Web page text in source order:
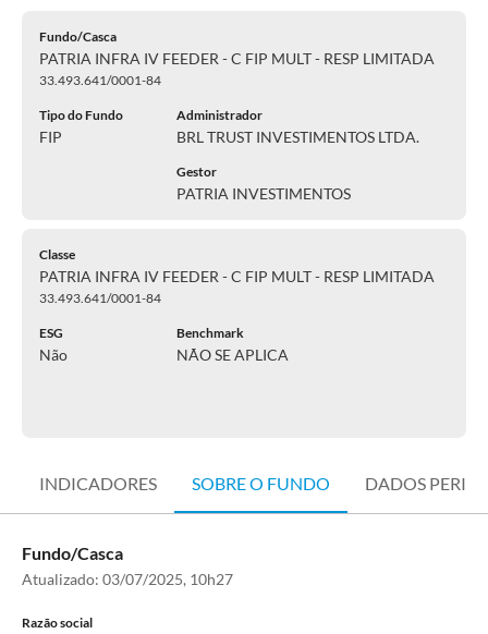
Fundo/Casca
PATRIA INFRA IV FEEDER - C FIP MULT - RESP LIMITADA
33.493.641/0001-84
Tipo do Fundo
FIP
Administrador
BRL TRUST INVESTIMENTOS LTDA.
Gestor
PATRIA INVESTIMENTOS
Classe
PATRIA INFRA IV FEEDER - C FIP MULT - RESP LIMITADA
33.493.641/0001-84
ESG
Não
Benchmark
NÃO SE APLICA
INDICADORES SOBRE O FUNDO DADOS
Fundo/Casca
Atualizado: 03/07/2025, 10h27
Razão social